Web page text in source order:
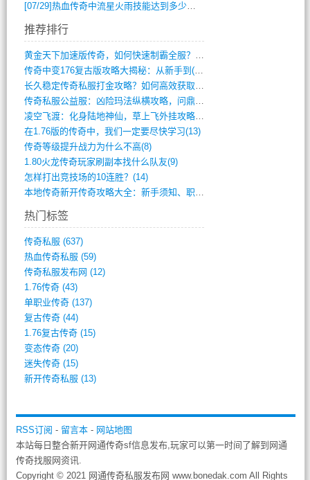
[07/29]热血传奇中流星火雨技能达到多少级可以开始练装备？
推荐排行
黄金天下加速版传奇，如何快速制霸全服？(948)
传奇中变176复古版攻略大揭秘：从新手到(344)
长久稳定传奇私服打金攻略？如何高效获取资(415)
传奇私服公益服：凶险玛法纵横攻略，问鼎巅(840)
凌空飞渡：化身陆地神仙，草上飞外挂攻略(341)
在1.76版的传奇中，我们一定要尽快学习(13)
传奇等级提升战力为什么不高(8)
1.80火龙传奇玩家刷副本找什么队友(9)
怎样打出竞技场的10连胜？(14)
本地传奇新开传奇攻略大全：新手须知、职业(568)
热门标签
传奇私服 (637)
热血传奇私服 (59)
传奇私服发布网 (12)
1.76传奇(43)
单职业传奇(137)
复古传奇(44)
1.76复古传奇(15)
变态传奇(20)
迷失传奇(15)
新开传奇私服 (13)
RSS订阅 - 留言本- 网站地图
本站每日整合新开网通传奇sf信息发布,玩家可以第一时间了解到网通
传奇找服网资讯.
Copyright © 2021 网通传奇私服发布网 www.bonedak.com All Rights